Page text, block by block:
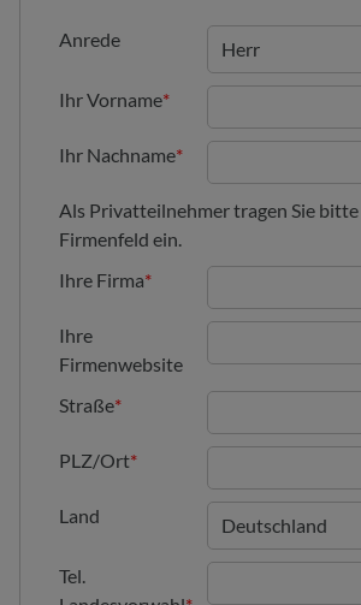
Anrede
Ihr Vorname*
Ihr Nachname*
Als Privatteilnehmer tragen Sie
Firmenfeld ein.
Ihre Firma*
Ihre
Firmenwebsite
Straße*
PLZ/Ort*
Land
Tel.